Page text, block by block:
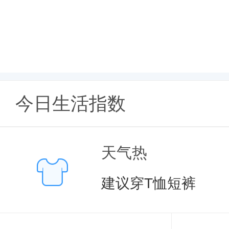
今日生活指数
天气热
建议穿T恤短裤